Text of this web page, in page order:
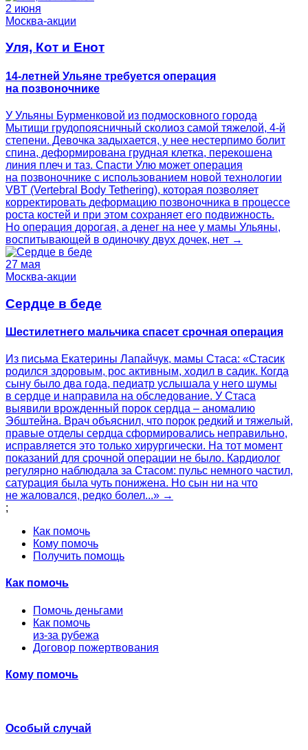
2 июня
Москва-акции
Уля, Кот и Енот
14-летней Ульяне требуется операция
на позвоночнике
У Ульяны Бурменковой из подмосковного города
Мытищи грудопоясничный сколиоз самой тяжелой, 4-й
степени. Девочка задыхается, у нее нестерпимо болит
спина, деформирована грудная клетка, перекошена
линия плеч и таз. Спасти Улю может операция
на позвоночнике с использованием новой технологии
VBT (Vertebral Body Tethering), которая позволяет
корректировать деформацию позвоночника в процессе
роста костей и при этом сохраняет его подвижность.
Но операция дорогая, а денег на нее у мамы Ульяны,
воспитывающей в одиночку двух дочек, нет →
27 мая
Москва-акции
Сердце в беде
Шестилетнего мальчика спасет срочная операция
Из письма Екатерины Лапайчук, мамы Стаса: «Стасик
родился здоровым, рос активным, ходил в садик. Когда
сыну было два года, педиатр услышала у него шумы
в сердце и направила на обследование. У Стаса
выявили врожденный порок сердца – аномалию
Эбштейна. Врач объяснил, что порок редкий и тяжелый,
правые отделы сердца сформировались неправильно,
исправляется это только хирургически. На тот момент
показаний для срочной операции не было. Кардиолог
регулярно наблюдала за Стасом: пульс немного частил,
сатурация была чуть понижена. Но сын ни на что
не жаловался, редко болел...» →
;
Как помочь
Кому помочь
Получить помощь
Как помочь
Помочь деньгами
Как помочь
из-за рубежа
Договор пожертвования
Кому помочь
Особый случай